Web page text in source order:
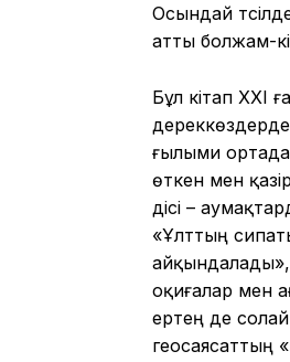
Осындай
атты болжам-
Бұл кітап XXI
ғылыми ортада
өткен мен
әдісі –
«Ұлттың
айқындалады»,
оқиғалар мен
ертең де
геосаясаттың